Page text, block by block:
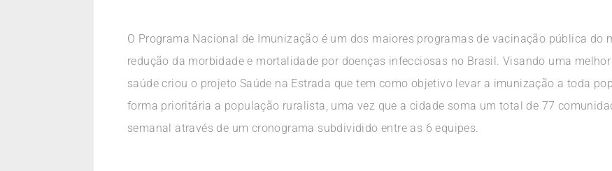
O Programa Nacional de Imunização é um dos maiores programas de vacinação pública do
redução da morbidade e mortalidade por doenças infecciosas no Brasil. Visando uma
saúde criou o projeto Saúde na Estrada que tem como objetivo levar a imunização a toda
forma prioritária a população ruralista, uma vez que a cidade soma um total de 77
semanal através de um cronograma subdividido entre as 6 equipes.